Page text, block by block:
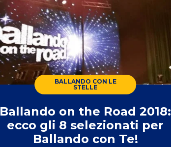
BALLANDO CON LE
STELLE
Ballando on the Road 2018:
ecco gli 8 selezionati per
Ballando con Te!